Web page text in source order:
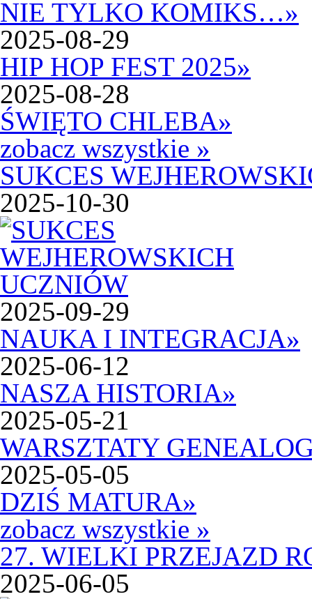
NIE TYLKO KOMIKS…»
2025-08-29
HIP HOP FEST 2025»
2025-08-28
ŚWIĘTO CHLEBA»
zobacz wszystkie »
SUKCES
2025-10-30
2025-09-29
NAUKA I INTEGRACJA»
2025-06-12
NASZA HISTORIA»
2025-05-21
WARSZTATY
2025-05-05
DZIŚ MATURA»
zobacz wszystkie »
27. WIELKI PRZEJAZD
2025-06-05